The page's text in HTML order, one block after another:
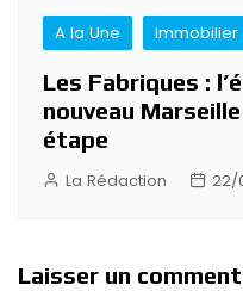
A la Une Immobilier
Les Fabriques :
nouveau
étape
La Rédaction 22/
Laisser un